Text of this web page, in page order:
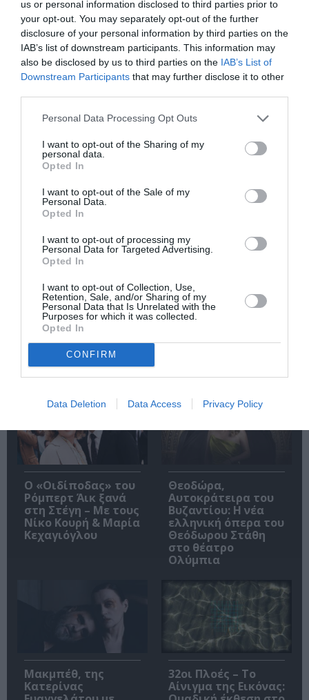
us or personal information disclosed to third parties prior to
your opt-out. You may separately opt-out of the further
disclosure of your personal information by third parties on the
IAB’s list of downstream participants. This information may
also be disclosed by us to third parties on the IAB’s List of
Downstream Participants that may further disclose it to other
Personal Data Processing Opt Outs
I want to opt-out of the Sharing of my
personal data.
Opted In
I want to opt-out of the Sale of my
Personal Data.
Opted In
I want to opt-out of processing my
Personal Data for Targeted Advertising.
Opted In
I want to opt-out of Collection, Use,
Retention, Sale, and/or Sharing of my
Personal Data that Is Unrelated with the
Purposes for which it was collected.
Opted In
CONFIRM
Data Deletion Data Access Privacy Policy
Ακολουθήστε το Culturenow.gr στοGoogle Newsκαι
μάθετε πρώτοι όλες τις ειδήσεις
Δείτε όλα τατελευταία νέαγια την Τέχνη και τον
Πολιτισμό στοCulturenow.gr
Newsletter
Κάθε βδομάδα στο e-mail σας τα τελευταία νέα για
την Τέχνη και τον Πολιτισμό!
Δημοφιλή Άρθρα
O «Οιδίποδας» του
Ρόμπερτ Άικ ξανά
στη Στέγη – Με τους
Νίκο Κουρή & Μαρία
Κεχαγιόγλου
Θεοδώρα,
Αυτοκράτειρα του
Βυζαντίου: Η νέα
ελληνική όπερα του
Θεόδωρου Στάθη
στο θέατρο
Ολύμπια
Μακμπέθ, της
Κατερίνας
32οι Πλοές – Το
Αίνιγμα της Εικόνας: